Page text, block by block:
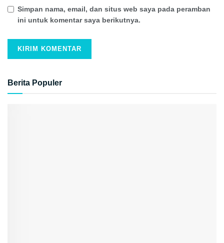
Simpan nama, email, dan situs web saya pada peramban
ini untuk komentar saya berikutnya.
Berita Populer